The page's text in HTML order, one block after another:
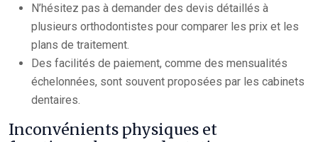
N’hésitez pas à demander des devis détaillés à
plusieurs orthodontistes pour comparer les prix et les
plans de traitement.
Des facilités de paiement, comme des mensualités
échelonnées, sont souvent proposées par les cabinets
dentaires.
Inconvénients physiques et